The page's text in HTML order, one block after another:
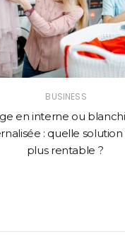
BUSINESS
en interne ou
: quelle solution
plus rentable ?